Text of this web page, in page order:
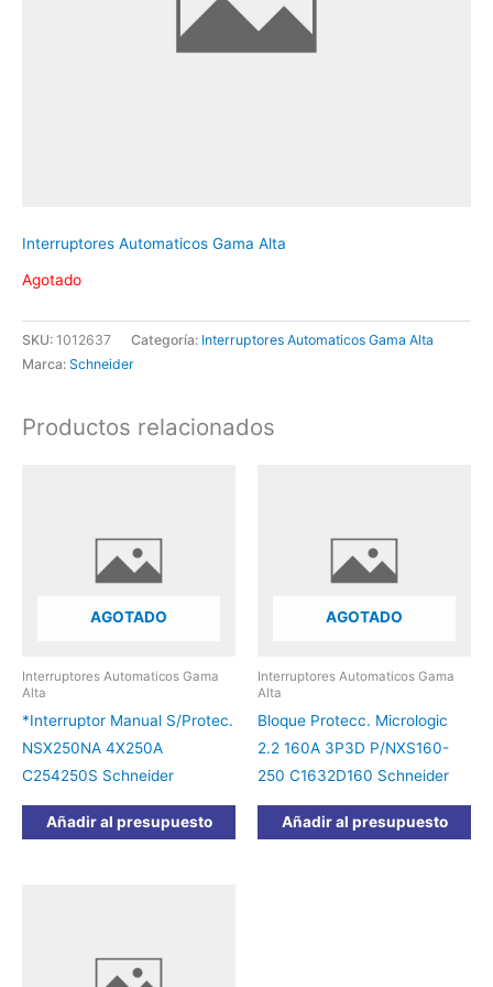
Interruptores Automaticos Gama Alta
Agotado
SKU: 1012637 Categoría: Interruptores Automaticos Gama Alta
Marca: Schneider
Productos relacionados
AGOTADO
Interruptores Automaticos Gama
Alta
*Interruptor Manual S/Protec.
NSX250NA 4X250A
C254250S Schneider
Añadir al presupuesto
AGOTADO
Interruptores Automaticos Gama
Alta
Bloque Protecc. Micrologic
2.2 160A 3P3D P/NXS160-
250 C1632D160 Schneider
Añadir al presupuesto